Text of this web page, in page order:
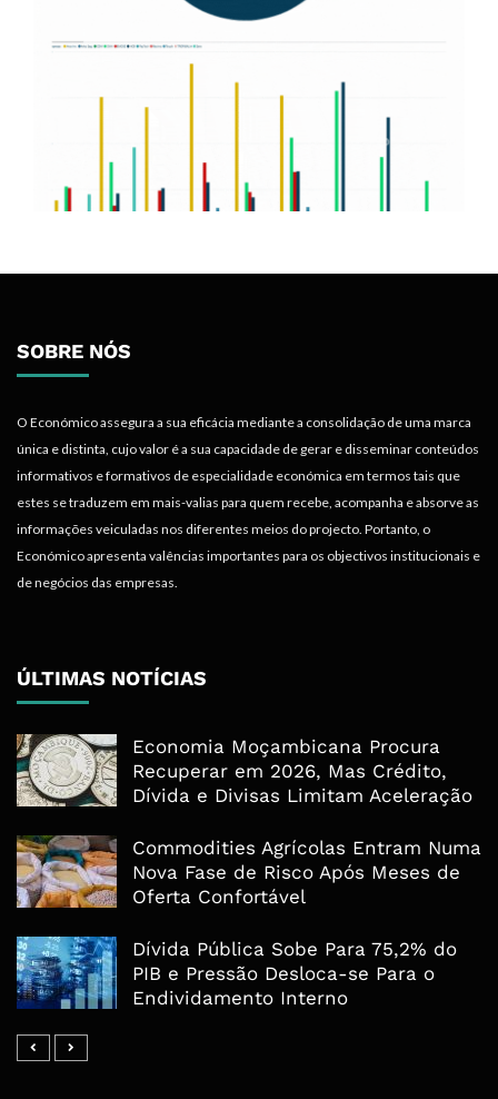
SOBRE NÓS
O Económico assegura a sua eficácia mediante a consolidação de uma marca
única e distinta, cujo valor é a sua capacidade de gerar e disseminar conteúdos
informativos e formativos de especialidade económica em termos tais que
estes se traduzem em mais-valias para quem recebe, acompanha e absorve as
informações veiculadas nos diferentes meios do projecto. Portanto, o
Económico apresenta valências importantes para os objectivos institucionais e
de negócios das empresas.
ÚLTIMAS NOTÍCIAS
Economia Moçambicana Procura
Recuperar em 2026, Mas Crédito,
Dívida e Divisas Limitam Aceleração
Commodities Agrícolas Entram Numa
Nova Fase de Risco Após Meses de
Oferta Confortável
Dívida Pública Sobe Para 75,2% do
PIB e Pressão Desloca-se Para o
Endividamento Interno